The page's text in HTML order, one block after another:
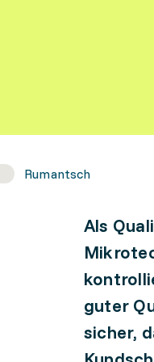
Rumantsch
Als
guter
sicher,